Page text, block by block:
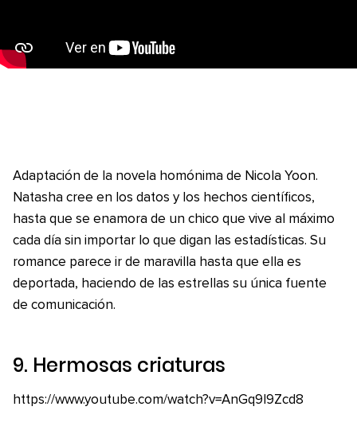
Adaptación de la novela homónima de Nicola Yoon.
Natasha cree en los datos y los hechos científicos,
hasta que se enamora de un chico que vive al máximo
cada día sin importar lo que digan las estadísticas. Su
romance parece ir de maravilla hasta que ella es
deportada, haciendo de las estrellas su única fuente
de comunicación.
9. Hermosas criaturas
https://www.youtube.com/watch?v=AnGq9l9Zcd8